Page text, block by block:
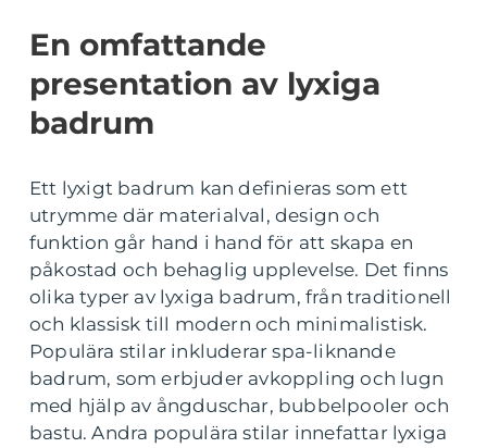
En omfattande
presentation av lyxiga
badrum
Ett lyxigt badrum kan definieras som ett
utrymme där materialval, design och
funktion går hand i hand för att skapa en
påkostad och behaglig upplevelse. Det finns
olika typer av lyxiga badrum, från traditionell
och klassisk till modern och minimalistisk.
Populära stilar inkluderar spa-liknande
badrum, som erbjuder avkoppling och lugn
med hjälp av ångduschar, bubbelpooler och
bastu. Andra populära stilar innefattar lyxiga